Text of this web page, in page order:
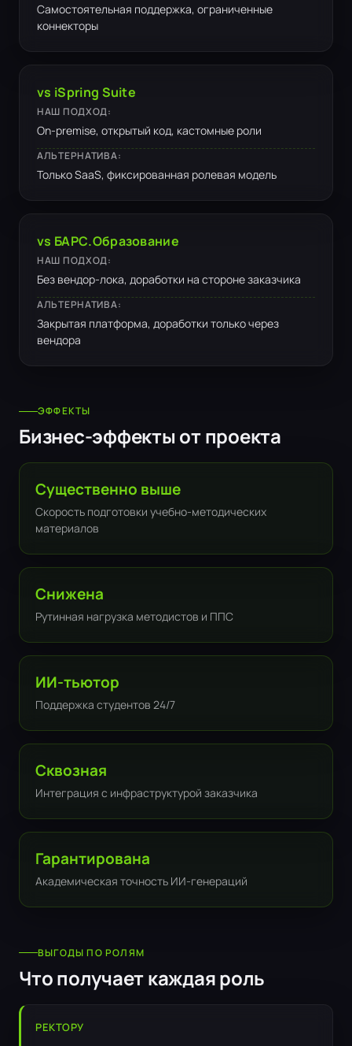
Самостоятельная поддержка, ограниченные
коннекторы
vs iSpring Suite
НАШ ПОДХОД:
On-premise, открытый код, кастомные роли
АЛЬТЕРНАТИВА:
Только SaaS, фиксированная ролевая модель
vs БАРС.Образование
НАШ ПОДХОД:
Без вендор-лока, доработки на стороне заказчика
АЛЬТЕРНАТИВА:
Закрытая платформа, доработки только через
вендора
ЭФФЕКТЫ
Бизнес-эффекты от проекта
Существенно выше
Скорость подготовки учебно-методических
материалов
Снижена
Рутинная нагрузка методистов и ППС
ИИ-тьютор
Поддержка студентов 24/7
Сквозная
Интеграция с инфраструктурой заказчика
Гарантирована
Академическая точность ИИ-генераций
ВЫГОДЫ ПО РОЛЯМ
Что получает каждая роль
РЕКТОРУ